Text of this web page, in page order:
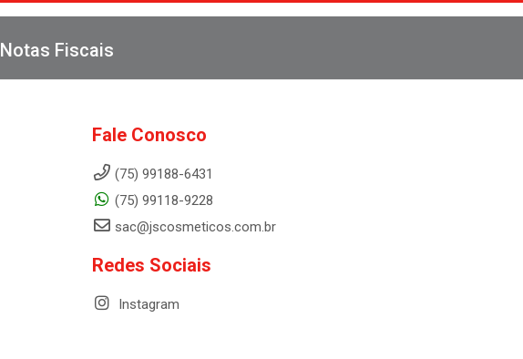
Notas Fiscais
Fale Conosco
(75) 99188-6431
(75) 99118-9228
sac@jscosmeticos.com.br
Redes Sociais
Instagram